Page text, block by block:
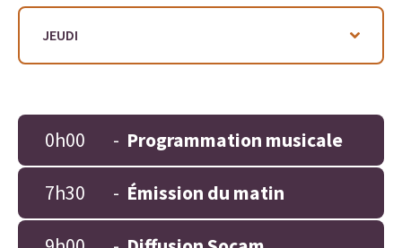
0h00 - Programmation musicale
7h30 - Émission du matin